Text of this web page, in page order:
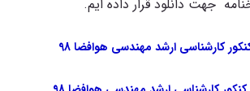
کارشناسی ارشد مهندسی هوافضا 98